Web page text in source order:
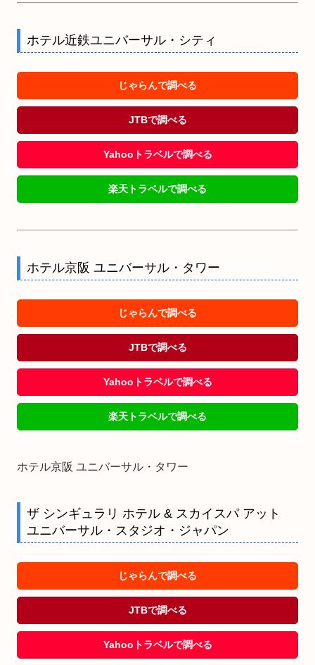
ホテル近鉄ユニバーサル・シティ
じゃらんで調べる
JTBで調べる
Yahooトラベルで調べる
楽天トラベルで調べる
ホテル京阪 ユニバーサル・タワー
じゃらんで調べる
JTBで調べる
Yahooトラベルで調べる
楽天トラベルで調べる
ホテル京阪 ユニバーサル・タワー
ザ シンギュラリ ホテル & スカイスパ アット
ユニバーサル・スタジオ・ジャパン
じゃらんで調べる
JTBで調べる
Yahooトラベルで調べる